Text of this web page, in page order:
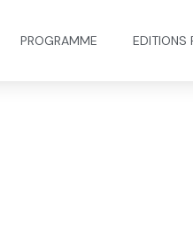
PROGRAMME EDITIONS